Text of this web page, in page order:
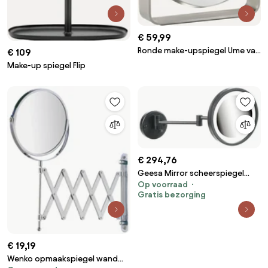
€ 109
Make-up spiegel Flip
€ 59,99
Ronde make-upspiegel Ume van
€ 19,19
Wenko opmaakspiegel wand
€ 294,76
Geesa Mirror scheerspiegel
LED-verlichting 2-armig 3x
vergrotend ø 215 mm zwart
Op voorraad
Gratis bezorging